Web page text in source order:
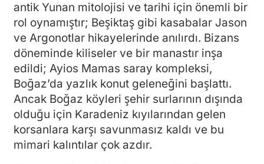
antik Yunan mitolojisi ve tarihi için önemli bir
rol oynamıştır; Beşiktaş gibi kasabalar Jason
ve Argonotlar hikayelerinde anılırdı. Bizans
döneminde kiliseler ve bir manastır inşa
edildi; Ayios Mamas saray kompleksi,
Boğaz’da yazlık konut geleneğini başlattı.
Ancak Boğaz köyleri şehir surlarının dışında
olduğu için Karadeniz kıyılarından gelen
korsanlara karşı savunmasız kaldı ve bu
mimari kalıntılar çok azdır.